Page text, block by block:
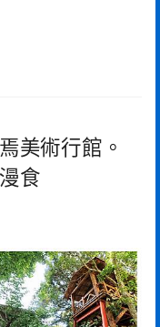
美術行館。
食